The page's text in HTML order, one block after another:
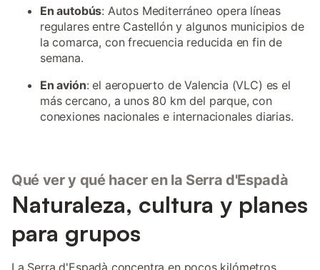
En autobús: Autos Mediterráneo opera líneas
regulares entre Castellón y algunos municipios de
la comarca, con frecuencia reducida en fin de
semana.
En avión: el aeropuerto de Valencia (VLC) es el
más cercano, a unos 80 km del parque, con
conexiones nacionales e internacionales diarias.
Qué ver y qué hacer en la Serra d'Espadà
Naturaleza, cultura y planes
para grupos
La Serra d'Espadà concentra en pocos kilómetros